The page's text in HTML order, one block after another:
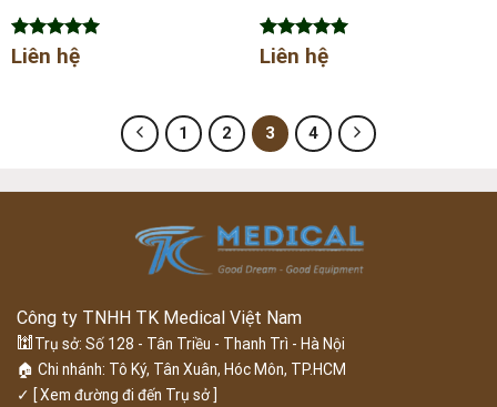
Được xếp
5.00
Liên hệ
Được xếp
5.00
Liên hệ
1 2 3 4
Công ty TNHH TK Medical Việt Nam
🕍 Trụ sở: Số 128 - Tân Triều - Thanh Trì - Hà Nội
🏠 Chi nhánh: Tô Ký, Tân Xuân, Hóc Môn, TP.HCM
✓ [ Xem đường đi đến Trụ sở ]